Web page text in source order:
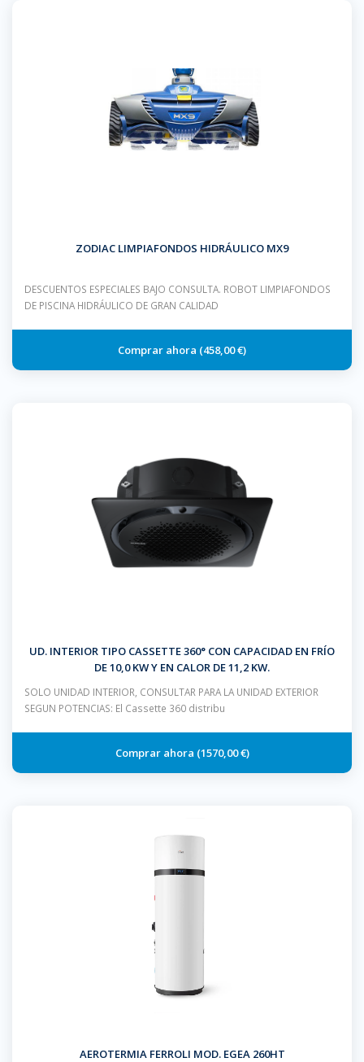
ZODIAC LIMPIAFONDOS HIDRÁULICO MX9
DESCUENTOS ESPECIALES BAJO CONSULTA. ROBOT LIMPIAFONDOS
DE PISCINA HIDRÁULICO DE GRAN CALIDAD
458,00 €
UD. INTERIOR TIPO CASSETTE 360° CON CAPACIDAD EN FRÍO
DE 10,0 KW Y EN CALOR DE 11,2 KW.
SOLO UNIDAD INTERIOR, CONSULTAR PARA LA UNIDAD EXTERIOR
SEGUN POTENCIAS: El Cassette 360 distribu
1570,00 €
AEROTERMIA FERROLI MOD. EGEA 260HT